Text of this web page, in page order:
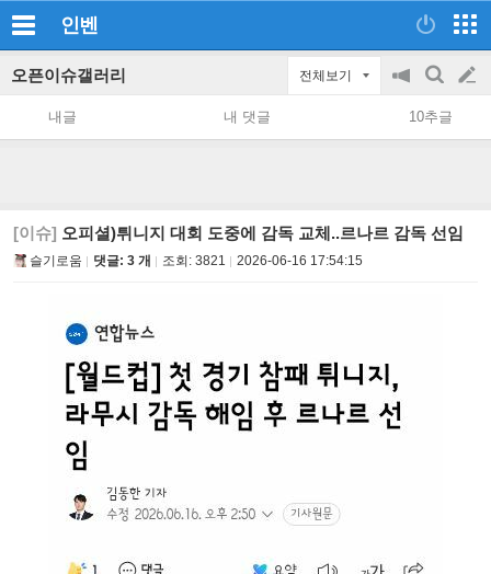
인벤
오픈이슈갤러리 전체보기
공
지
on/off
검
색
글
쓰
내글 내 댓글 10추글
[이슈] 오피셜)튀니지 대회 도중에 감독 교체..르나르 감독 선임
슬기로움 댓글: 3 개 조회: 3821 2026-06-16 17:54:15